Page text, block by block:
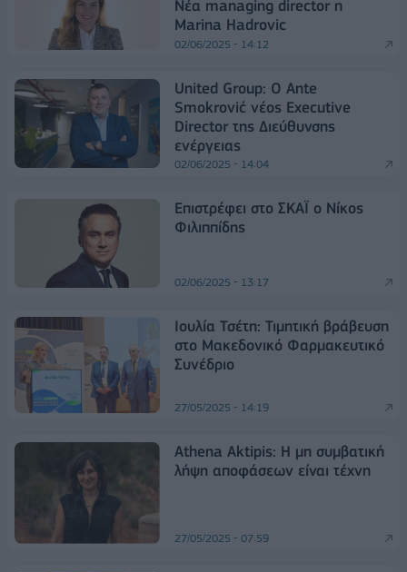
Νέα managing director η
Marina Hadrovic
02/06/2025 - 14:12
United Group: Ο Ante
Smokrović νέος Executive
Director της Διεύθυνσης
ενέργειας
02/06/2025 - 14:04
Επιστρέφει στο ΣΚΑΪ ο Νίκος
Φιλιππίδης
02/06/2025 - 13:17
Ιουλία Τσέτη: Τιμητική βράβευση
στο Μακεδονικό Φαρμακευτικό
Συνέδριο
27/05/2025 - 14:19
Αthena Aktipis: Η μη συμβατική
λήψη αποφάσεων είναι τέχνη
27/05/2025 - 07:59